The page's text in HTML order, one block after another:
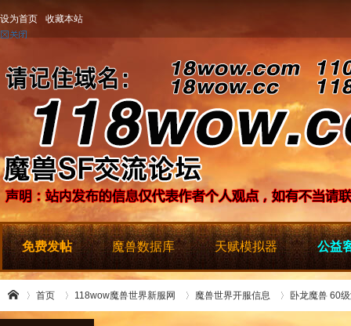
设为首页 收藏本站
免费发帖 魔兽数据库 天赋模拟器 公益
首页 118wow魔兽世界新服网 魔兽世界开服信息 卧龙魔兽 60